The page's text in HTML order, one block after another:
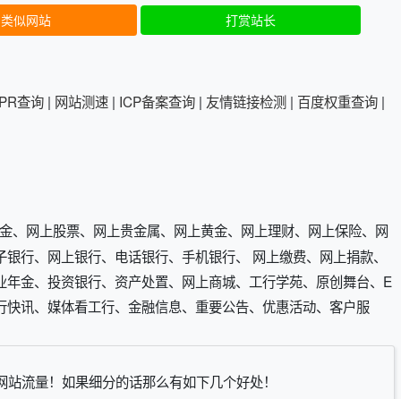
类似网站 打赏站长
PR查询 | 网站测速 | ICP备案查询 | 友情链接检测 | 百度权重查询 |
、网上股票、网上贵金属、网上黄金、网上理财、网上保险、网
行、网上银行、电话银行、手机银行、 网上缴费、网上捐款、
金、投资银行、资产处置、网上商城、工行学苑、原创舞台、E
讯、媒体看工行、金融信息、重要公告、优惠活动、客户服
流量！如果细分的话那么有如下几个好处！